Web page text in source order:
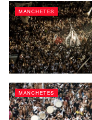
MANCHETES
MANCHETES